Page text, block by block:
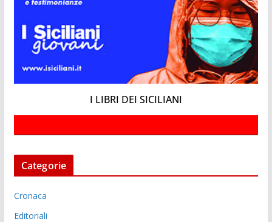
I LIBRI DEI SICILIANI
Categorie
Cronaca
Editoriali